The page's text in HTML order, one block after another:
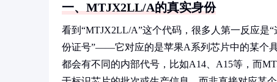
一、MTJX2LL/A的真实身份
看到“MTJX2LL/A”这个代码，很多人第一反应是
份证号”——它对应的是苹果A系列芯片中的某个
都会有不同的内部代号，比如A14、A15等，而